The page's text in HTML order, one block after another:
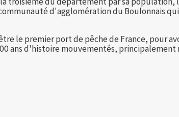
d'agglomération du Boulonnais
le premier port de pêche de France, pour
ans d'histoire mouvementés,